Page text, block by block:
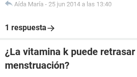
Aída María - 25 jun 2014 a las 13:40
1 respuesta
¿La vitamina k puede
menstruación?